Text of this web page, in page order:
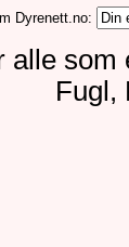
Dyrenett.no:
alle
Fugl,